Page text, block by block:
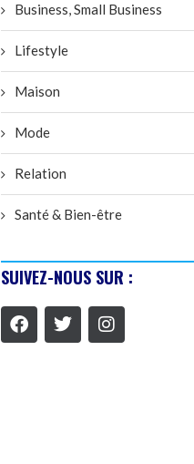
Business, Small Business
Lifestyle
Maison
Mode
Relation
Santé & Bien-être
SUIVEZ-NOUS SUR :